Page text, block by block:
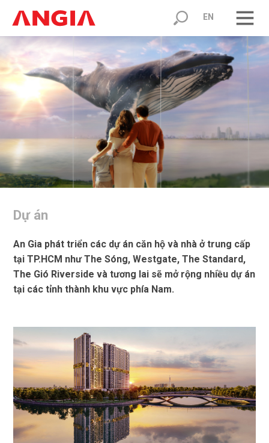
EN
Dự án
An Gia phát triển các dự án căn hộ và nhà ở trung cấp
tại TP.HCM như The Sóng, Westgate, The Standard,
The Gió Riverside và tương lai sẽ mở rộng nhiều dự án
tại các tỉnh thành khu vực phía Nam.